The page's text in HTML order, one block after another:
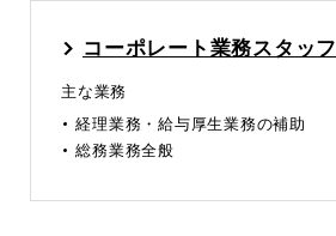
コーポレート業務スタッフ
主な業務
経理業務・給与厚生業務の補助
総務業務全般